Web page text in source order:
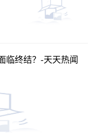
临终结？-天天热闻